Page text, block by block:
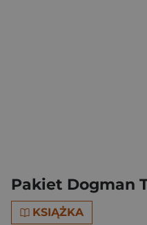
Pakiet Dogman
KSIĄŻKA